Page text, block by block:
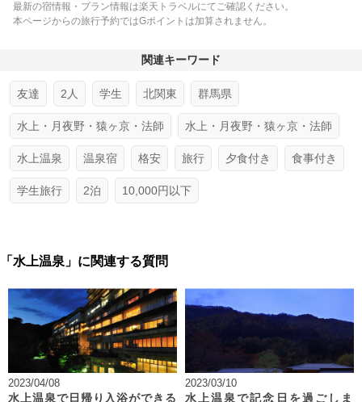
最新の宿情報・プラン情報は楽天トラベルにてご確認ください。
本ページからの旅行予約ではGポイントは加算されません。
関連キーワード
友達 2人 学生 北関東 群馬県
水上・月夜野・猿ヶ京・法師 水上・月夜野・猿ヶ京・法師
水上温泉 温泉宿 格安 旅行 夕食付き 食事付き
学生旅行 2泊 10,000円以下
「水上温泉」に関連する質問
2023/04/08
水上温泉で日帰り入浴ができる
2023/03/10
水上温泉で記念日を過ごしま